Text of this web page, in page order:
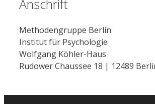
Anschrift
Methodengruppe Berlin
Institut für Psychologie
Wolfgang Köhler-Haus
Rudower Chaussee 18 | 12489